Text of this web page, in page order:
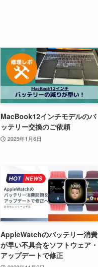
MacBook12インチモデルのバ
ッテリー交換のご依頼
2025年1月6日
AppleWatchのバッテリー消費
が早い不具合をソフトウェア・
アップデートで修正